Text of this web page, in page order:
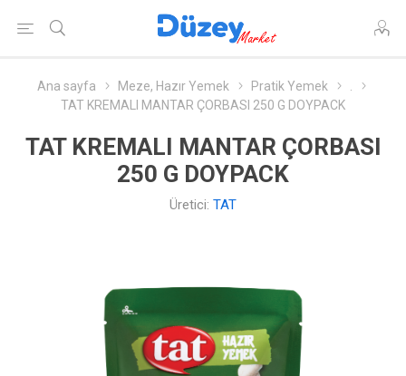
Ana sayfa Meze, Hazır Yemek Pratik Yemek
TAT KREMALI MANTAR ÇORBASI 250 G DOYPACK
TAT KREMALI MANTAR ÇORBASI
250 G DOYPACK
Üretici: TAT